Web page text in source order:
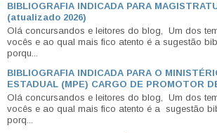
BIBLIOGRAFIA INDICADA PARA
(atualizado 2026)
Olá concursandos e leitores do blog, Um dos
vocês e ao qual mais fico atento é a sugestão
porqu...
BIBLIOGRAFIA INDICADA PARA O
ESTADUAL (MPE) CARGO DE PROMOTOR
Olá concursandos e leitores do blog, Um dos
vocês e ao qual mais fico atento é a sugestão
porq...